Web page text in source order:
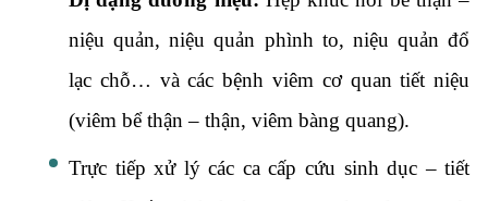
niệu quản, niệu quản phình to, niệu quản đổ
lạc chỗ… và các bệnh viêm cơ quan tiết niệu
(viêm bể thận – thận, viêm bàng quang).
Trực tiếp xử lý các ca cấp cứu sinh dục – tiết